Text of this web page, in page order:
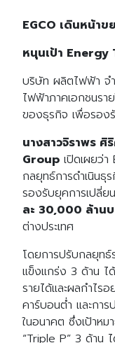
EGCO เดินหน้า
หนุนเป้า
บริษัท ผลิตไฟฟ้า จ
ไฟฟ้าภาคเอกชนร
ของธุรกิจ เพื่อรอง
นางสาวจิราพร ศิ
Group เปิดเผยว่
กลยุทธ์การดำเนิน
รองรับยุคการเปลี่
ละ 30,000 ล้าน
ต่างประเทศ
โดยการปรับกลยุทธ์
แข็งแกร่ง 3 ด้าน ไ
รายได้และผลกำไร
คาร์บอนต่ำ และกา
ในอนาคต ซึ่งเป้าห
“Triple P” 3 ด้าน